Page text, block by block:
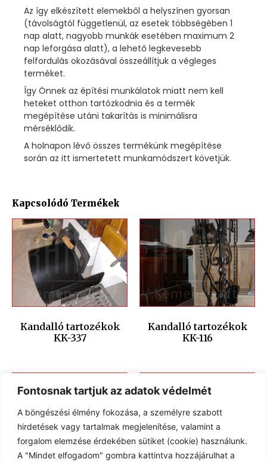
Fontosnak tartjuk az adatok védelmét
A böngészési élmény fokozása, a személyre szabott
hirdetések vagy tartalmak megjelenítése, valamint a
forgalom elemzése érdekében sütiket (cookie) használunk.
A "Mindet elfogadom" gombra kattintva hozzájárulhat a
Az így elkészített elemekből a helyszínen gyorsan
(távolságtól függetlenül, az esetek többségében 1
nap alatt, nagyobb munkák esetében maximum 2
nap leforgása alatt), a lehető legkevesebb
felfordulás okozásával összeállítjuk a végleges
terméket.
Így Önnek az építési munkálatok miatt nem kell
heteket otthon tartózkodnia és a termék
megépítése utáni takarítás is minimálisra
mérséklődik.
A holnapon lévő összes termékünk megépítése
során az itt ismertetett munkamódszert követjük.
Kapcsolódó Termékek
Kandalló tartozékok
KK-337
Kandalló tartozékok
KK-116